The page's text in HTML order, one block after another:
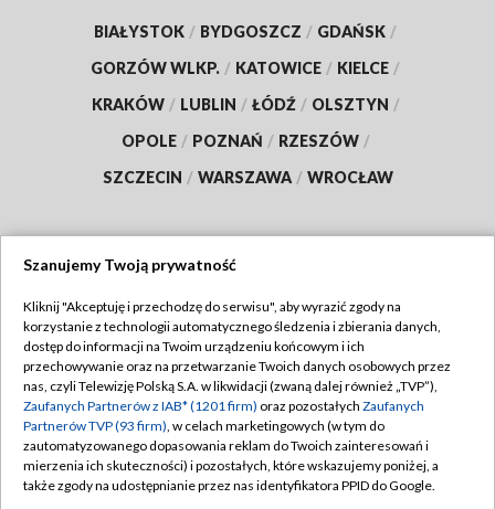
BIAŁYSTOK / BYDGOSZCZ / GDAŃSK /
GORZÓW WLKP. / KATOWICE / KIELCE /
KRAKÓW / LUBLIN / ŁÓDŹ / OLSZTYN /
OPOLE / POZNAŃ / RZESZÓW /
SZCZECIN / WARSZAWA / WROCŁAW
TVP
Abonament TVP
Emisja w TVP
Centrum informacji TVP
Naziemna Telewizja Cyfrowa
Regulamin TVP
Polityka prywatności
Moje zgody
Pomoc
Szanujemy Twoją prywatność
Kliknij "Akceptuję i przechodzę do serwisu", aby wyrazić zgody na
korzystanie z technologii automatycznego śledzenia i zbierania danych,
dostęp do informacji na Twoim urządzeniu końcowym i ich
przechowywanie oraz na przetwarzanie Twoich danych osobowych przez
nas, czyli Telewizję Polską S.A. w likwidacji (zwaną dalej również „TVP”),
Zaufanych Partnerów z IAB* (1201 firm) oraz pozostałych Zaufanych
Partnerów TVP (93 firm), w celach marketingowych (w tym do
zautomatyzowanego dopasowania reklam do Twoich zainteresowań i
mierzenia ich skuteczności) i pozostałych, które wskazujemy poniżej, a
także zgody na udostępnianie przez nas identyfikatora PPID do Google.